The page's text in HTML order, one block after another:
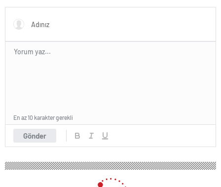
Gönder
En az 10 karakter gerekli